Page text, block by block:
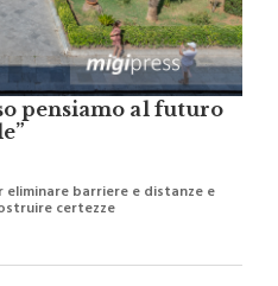
pensiamo al futuro
barriere e distanze e
certezze